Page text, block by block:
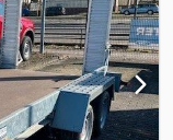
oldalfalak *
bevonattal * EU-
tengelyes
ST .2,